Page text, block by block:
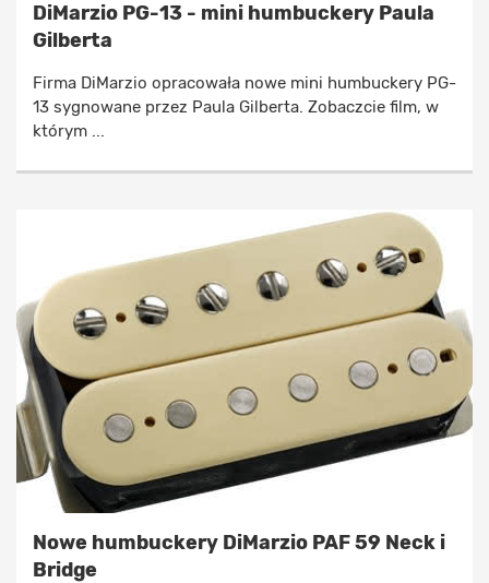
DiMarzio PG-13 - mini humbuckery Paula
Gilberta
Firma DiMarzio opracowała nowe mini humbuckery PG-
13 sygnowane przez Paula Gilberta. Zobaczcie film, w
którym ...
Nowe humbuckery DiMarzio PAF 59 Neck i
Bridge